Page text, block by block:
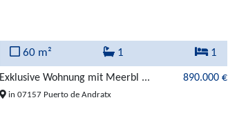
60 m² 1 1
Exklusive Wohnung mit Meerbl ... 890.000 €
in 07157 Puerto de Andratx